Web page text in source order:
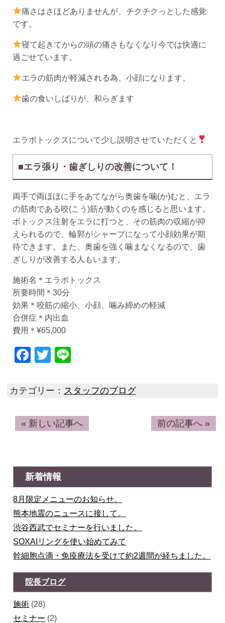
痛さはさほどありませんが、チクチクっとした感覚
です。
寝て起きてからの頭の痛さもなくなり今では快適に
過ごせています。
エラの筋肉が軽減される為、小顔になります。
歯の食いしばりが、和らぎます
エラボトックスについて少し説明させていただくと
■エラ張り・歯ぎしりの改善について！
両手で両ほほに手をあてながら奥歯を噛(か)むと、エラ
の筋肉である咬(こう)筋が動くのを感じると思います。
ボトックス注射をエラに打つと、その筋肉の収縮が抑
えられるので、輪郭がシャープになって小顔効果が期
待できます。また、奥歯を強く噛まなくなるので、歯
ぎしりが改善する人もいます。
施術名＊エラボトックス
所要時間＊30分
効果＊咬筋の縮小、小顔、噛み締めの軽減
合併症＊内出血
費用＊¥65,000
Facebook
Twitter
Line
カテゴリー： スタッフのブログ
« 新しい記事へ 前の記事へ »
新着情報
8月限定メニューのお知らせ。
熊本地震のニュースに接して。
渋谷西武でセミナーを行いました。
SOXAIリングを使い始めてみて
幹細胞点滴・免疫療法を受けて約2週間が経ちました。
院長ブログ
施術 (28)
セミナー (2)